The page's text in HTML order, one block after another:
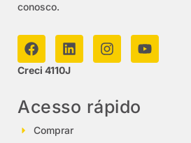
conosco.
Creci 4110J
Acesso rápido
Comprar